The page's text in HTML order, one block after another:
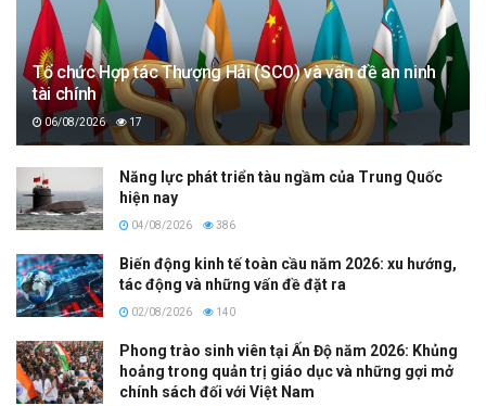
Tổ chức Hợp tác Thượng Hải (SCO) và vấn đề an ninh
tài chính
06/08/2026 17
Năng lực phát triển tàu ngầm của Trung Quốc
hiện nay
04/08/2026 386
Biến động kinh tế toàn cầu năm 2026: xu hướng,
tác động và những vấn đề đặt ra
02/08/2026 140
Phong trào sinh viên tại Ấn Độ năm 2026: Khủng
hoảng trong quản trị giáo dục và những gợi mở
chính sách đối với Việt Nam